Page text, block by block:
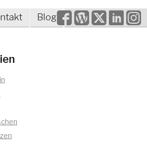
BlogFacebook
WordPress
TwitterLinkedIn